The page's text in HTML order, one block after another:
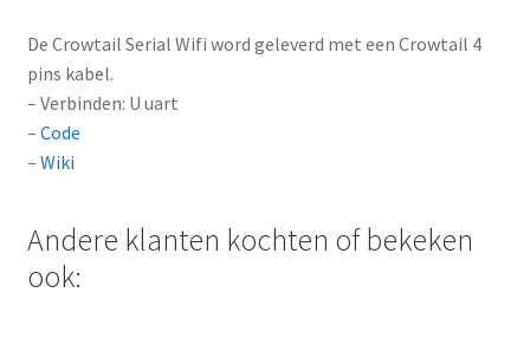
De Crowtail Serial Wifi word geleverd met een Crowtail 4
pins kabel.
– Verbinden: U uart
– Code
– Wiki
Andere klanten kochten of bekeken
ook: